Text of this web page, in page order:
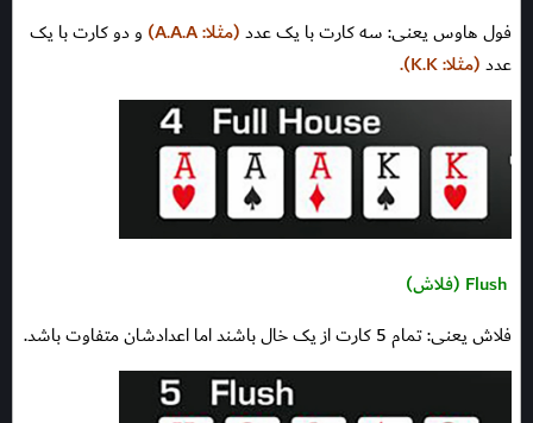
فول هاوس یعنی: سه کارت با یک عدد(مثلا: A.A.A)
و دو کارت با یک
عدد(مثلا: K.K).
فلاش یعنی: تمام 5 کارت از یک خال باشند اما اعدادشان متفاوت باشد.